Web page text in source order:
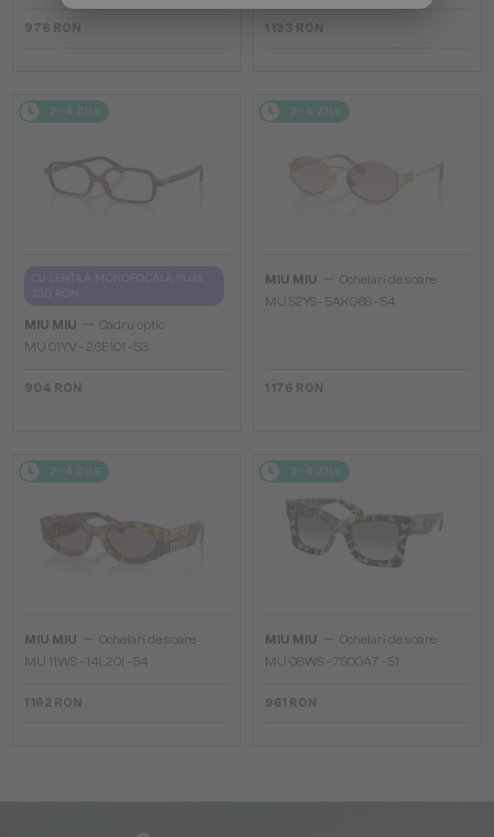
976 RON 1 133 RON
2-4 ZILE
MIU MIU
Cadru optic
MU 01YV - 26E1O1 - 53
904 RON
2-4 ZILE
MIU MIU
Ochelari de soare
MU 52YS - ​5AK06S - ​54
1 176 RON
2-4 ZILE
MIU MIU
Ochelari de soare
MU 11WS - 14L20I - 54
1 162 RON
2-4 ZILE
MIU MIU
Ochelari de soare
MU 08WS - 7S00A7 - 51
961 RON